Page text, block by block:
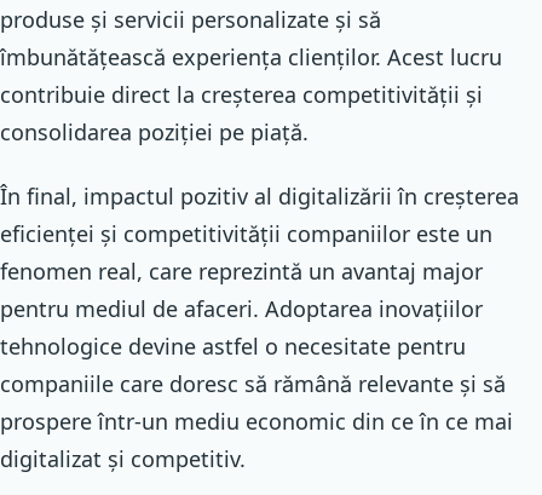
produse și servicii personalizate și să
îmbunătățească experiența clienților. Acest lucru
contribuie direct la creșterea competitivității și
consolidarea poziției pe piață.
În final, impactul pozitiv al digitalizării în creșterea
eficienței și competitivității companiilor este un
fenomen real, care reprezintă un avantaj major
pentru mediul de afaceri. Adoptarea inovațiilor
tehnologice devine astfel o necesitate pentru
companiile care doresc să rămână relevante și să
prospere într-un mediu economic din ce în ce mai
digitalizat și competitiv.